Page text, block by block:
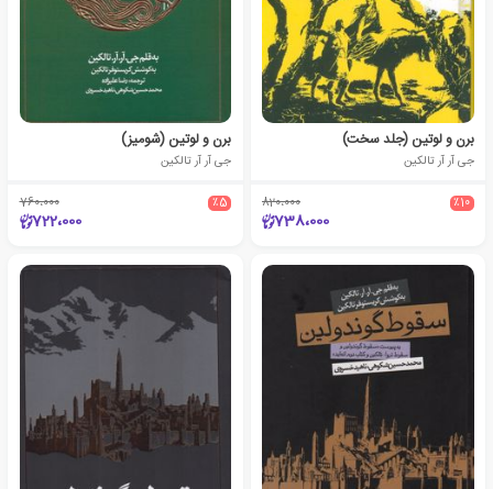
برن و لوتین (جلد سخت)
جی آر آر تالکین
٪10 820،000
738،000
برن و لوتین (شومیز)
جی آر آر تالکین
٪5 760،000
722،000